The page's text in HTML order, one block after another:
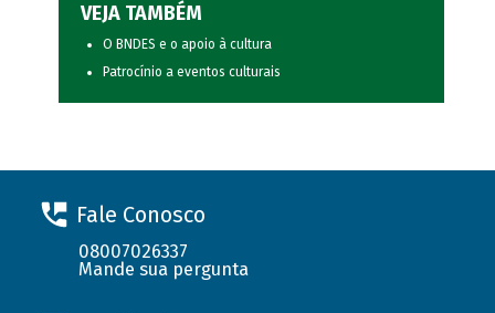
VEJA TAMBÉM
O BNDES e o apoio à cultura
Patrocínio a eventos culturais
Fale Conosco
08007026337
Mande sua pergunta